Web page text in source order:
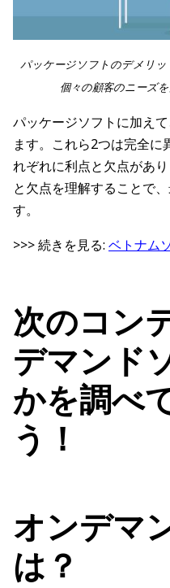
パッケージソフトのデメリ
個々の顧客のニーズ
パッケージソフトに加え
ます。これら2つは完全
れぞれに利点と欠点があ
と欠点を理解することで
す。
>>> 続きを見る: ベトナム
次のコン
デマンド
かを調べ
う！
オンデマ
は？